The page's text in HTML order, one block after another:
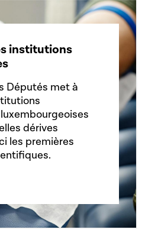
institutions
Députés met à
dérives
les premières